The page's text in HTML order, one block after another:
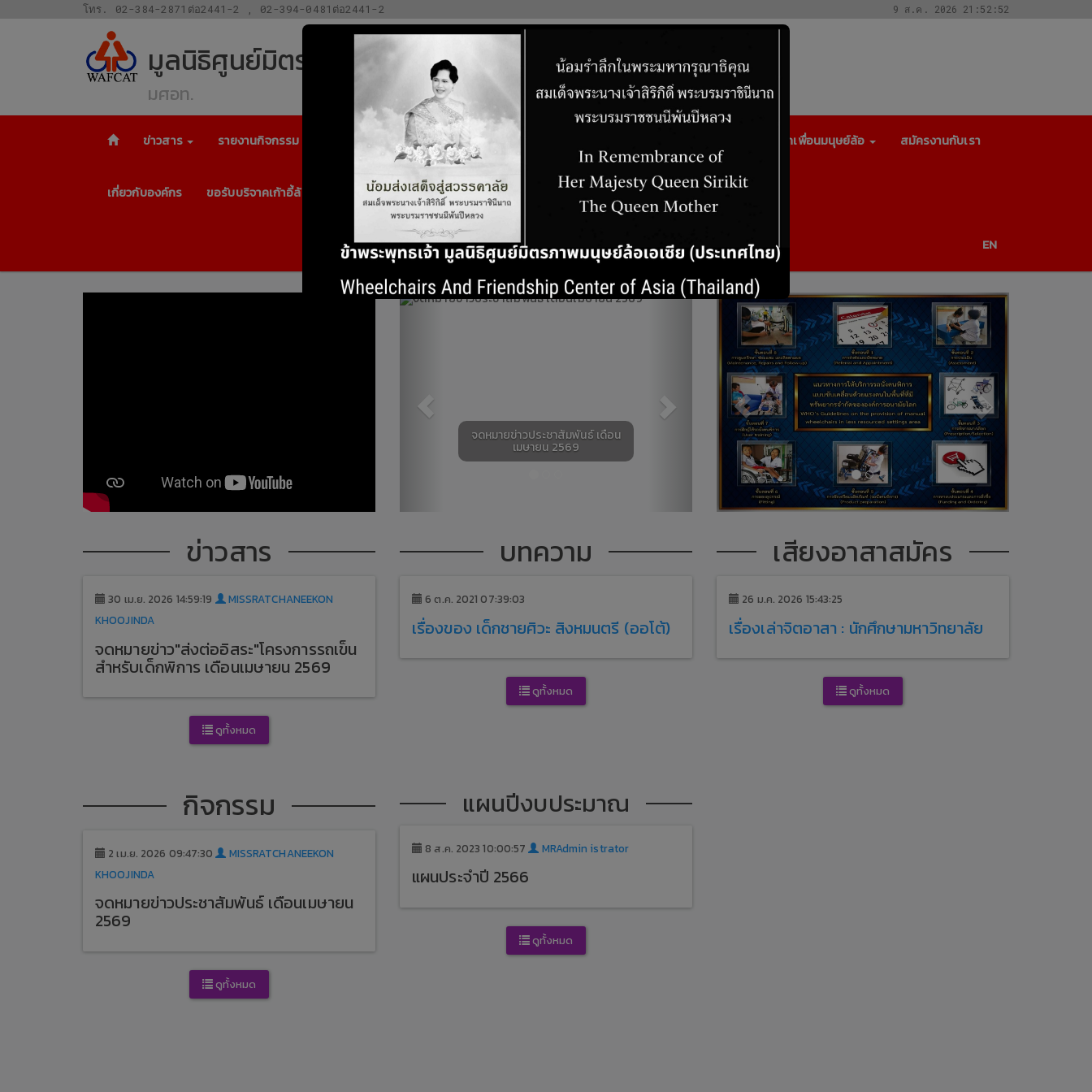
โทร. 02-384-2871ต่อ2441-2 , 02-394-0481ต่อ2441-2 9 ส.ค. 2026 21:52:52
มูลนิธิศูนย์มิตรภาพมนุษย์ล้อเอเซีย(ประเทศไทย)
มศอท.
ข่าวสาร รายงานกิจกรรม โครงการของเรา บทความ สมาชิกเพื่อนมนุษย์ล้อ สมัครงานกับเรา
เกี่ยวกับองค์กร ขอรับบริจาคเก้าอี้ล้อเข็น
EN
จดหมายข่าวประชาสัมพันธ์ เดือน
เมษายน 2569
Previous Next Previous Next
ข่าวสาร
30 เม.ย. 2026 14:59:19
MISSRATCHANEEKON
KHOOJINDA
จดหมายข่าว"ส่งต่ออิสระ"โครงการรถเข็น
สำหรับเด็กพิการ เดือนเมษายน 2569
ดูทั้งหมด
บทความ
6 ต.ค. 2021 07:39:03
เรื่องของ เด็กชายศิวะ สิงหมนตรี (ออโต้)
ดูทั้งหมด
เสียงอาสาสมัคร
26 ม.ค. 2026 15:43:25
เรื่องเล่าจิตอาสา : นักศึกษามหาวิทยาลัย
ดูทั้งหมด
กิจกรรม
2 เม.ย. 2026 09:47:30
MISSRATCHANEEKON
KHOOJINDA
จดหมายข่าวประชาสัมพันธ์ เดือนเมษายน
2569
ดูทั้งหมด
แผนปีงบประมาณ
8 ส.ค. 2023 10:00:57 MRAdmin istrator
แผนประจำปี 2566
ดูทั้งหมด